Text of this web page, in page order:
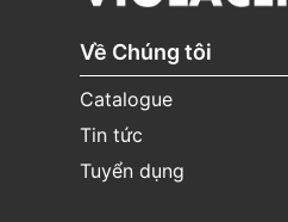
KHÔNGSỬ DỤNG:
Dung dịch tẩy
Chất tẩy rửa
Bàn chải, chổi
Nước sôi đổ
Về Chúng tôi
Catalogue
Tin tức
Tuyển dụng